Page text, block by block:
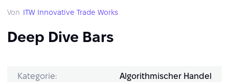
Von ITW Innovative Trade Works
Deep Dive Bars
Kategorie: Algorithmischer Handel